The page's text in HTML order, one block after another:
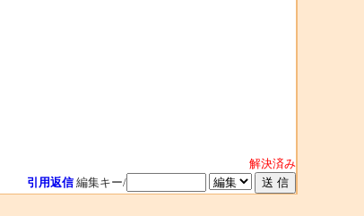
解決済み
引用返信 編集キー/